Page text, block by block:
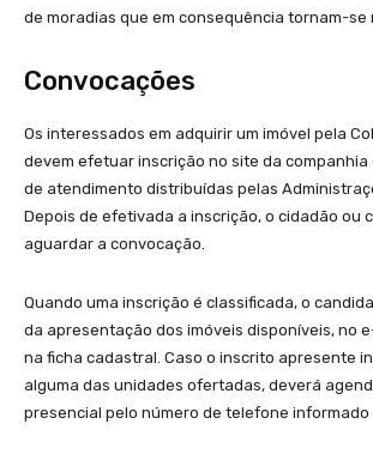
de moradias que em consequência tornam-se
Convocações
Os interessados em adquirir um imóvel pela
devem efetuar inscrição no site da companhia
de atendimento distribuídas pelas
Depois de efetivada a inscrição, o cidadão ou
aguardar a convocação.
Quando uma inscrição é classificada, o
da apresentação dos imóveis disponíveis, no
na ficha cadastral. Caso o inscrito apresente
alguma das unidades ofertadas, deverá
presencial pelo número de telefone informado